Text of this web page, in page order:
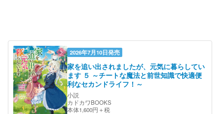
2026年7月10日発売
家を追い出されましたが、元気に暮らしてい
ます ５ ～チートな魔法と前世知識で快適便
利なセカンドライフ！～
小説
カドカワBOOKS
本体1,600円＋税